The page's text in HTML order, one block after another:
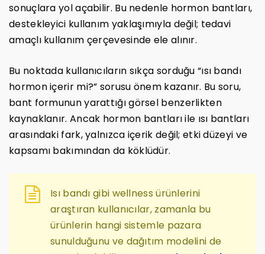
sonuçlara yol açabilir. Bu nedenle hormon bantları,
destekleyici kullanım yaklaşımıyla değil; tedavi
amaçlı kullanım çerçevesinde ele alınır.
Bu noktada kullanıcıların sıkça sorduğu “ısı bandı
hormon içerir mi?” sorusu önem kazanır. Bu soru,
bant formunun yarattığı görsel benzerlikten
kaynaklanır. Ancak hormon bantları ile ısı bantları
arasındaki fark, yalnızca içerik değil; etki düzeyi ve
kapsamı bakımından da köklüdür.
Isı bandı gibi wellness ürünlerini
araştıran kullanıcılar, zamanla bu
ürünlerin hangi sistemle pazara
sunulduğunu ve dağıtım modelini de